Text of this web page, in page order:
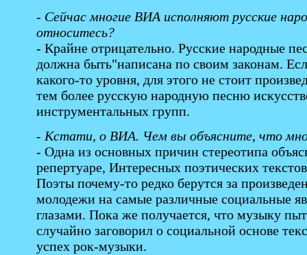
- Сейчас многие ВИА исполняют русские
относитесь?
- Крайне отрицательно. Русские народные
должна быть"написана по своим законам.
какого-то уровня, для этого не стоит
тем более русскую народную песню
инструментальных групп.
- Кстати, о ВИА. Чем вы объясните, что
- Одна из основных причин стереотипа
репертуаре, Интересных поэтических
Поэты почему-то редко берутся за
молодежи на самые различные социальные
глазами. Пока же получается, что музыку
случайно заговорил о социальной основе
успех рок-музыки.